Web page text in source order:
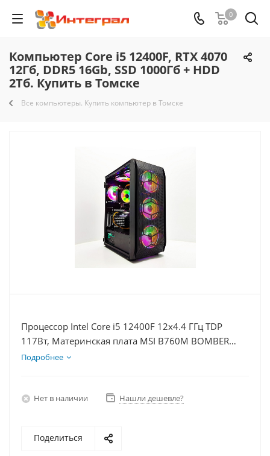
0
Компьютер Core i5 12400F, RTX 4070
12Гб, DDR5 16Gb, SSD 1000Гб + HDD
2Тб. Купить в Томске
Все компьютеры. Купить компьютер в Томске
Процессор Intel Core i5 12400F 12x4.4 ГГц TDP
117Вт, Материнская плата MSI B760M BOMBER
WIFI D5, Видеокарта RTX 4070 12Гб, Память
Подробнее
Нет в наличии Нашли дешевле?
Поделиться